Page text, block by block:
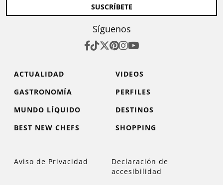
SUSCRÍBETE
Síguenos
ACTUALIDAD
VIDEOS
GASTRONOMÍA
PERFILES
MUNDO LÍQUIDO
DESTINOS
BEST NEW CHEFS
SHOPPING
Aviso de Privacidad
Declaración de
accesibilidad